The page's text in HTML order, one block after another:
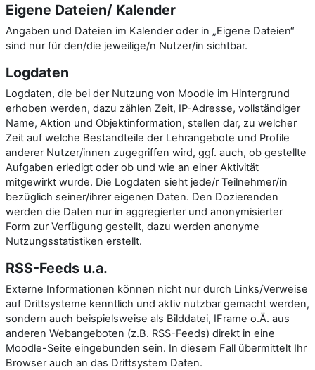
Eigene Dateien/ Kalender
Angaben und Dateien im Kalender oder in „Eigene Dateien“
sind nur für den/die jeweilige/n Nutzer/in sichtbar.
Logdaten
Logdaten, die bei der Nutzung von Moodle im Hintergrund
erhoben werden, dazu zählen Zeit, IP-Adresse, vollständiger
Name, Aktion und Objektinformation, stellen dar, zu welcher
Zeit auf welche Bestandteile der Lehrangebote und Profile
anderer Nutzer/innen zugegriffen wird, ggf. auch, ob gestellte
Aufgaben erledigt oder ob und wie an einer Aktivität
mitgewirkt wurde. Die Logdaten sieht jede/r Teilnehmer/in
bezüglich seiner/ihrer eigenen Daten. Den Dozierenden
werden die Daten nur in aggregierter und anonymisierter
Form zur Verfügung gestellt, dazu werden anonyme
Nutzungsstatistiken erstellt.
RSS-Feeds u.a.
Externe Informationen können nicht nur durch Links/Verweise
auf Drittsysteme kenntlich und aktiv nutzbar gemacht werden,
sondern auch beispielsweise als Bilddatei, IFrame o.Ä. aus
anderen Webangeboten (z.B. RSS-Feeds) direkt in eine
Moodle-Seite eingebunden sein. In diesem Fall übermittelt Ihr
Browser auch an das Drittsystem Daten.